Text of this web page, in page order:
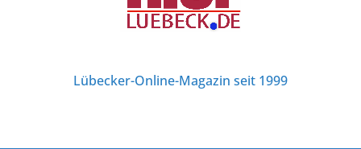
Lübecker-Online-Magazin seit 1999